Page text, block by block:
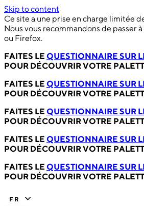
Skip to content
Ce site a une prise en charge limitée
Nous vous recommandons de passer
ou Firefox.
FAITES LE QUESTIONNAIRE SUR
POUR DÉCOUVRIR VOTRE
FAITES LE QUESTIONNAIRE SUR
POUR DÉCOUVRIR VOTRE
FAITES LE QUESTIONNAIRE SUR
POUR DÉCOUVRIR VOTRE
FAITES LE QUESTIONNAIRE SUR
POUR DÉCOUVRIR VOTRE
FAITES LE QUESTIONNAIRE SUR
POUR DÉCOUVRIR VOTRE
FR